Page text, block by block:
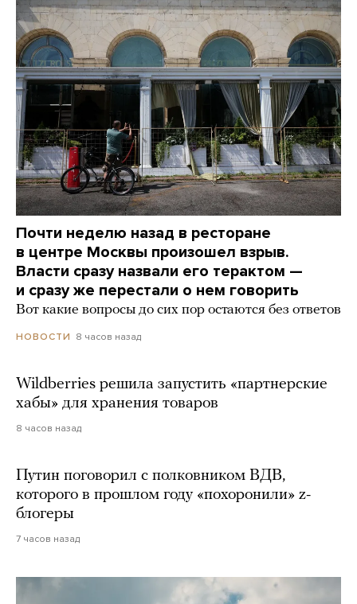
Почти неделю назад в ресторане
в центре Москвы произошел взрыв.
Власти сразу назвали его терактом —
и сразу же перестали о нем говорить
Вот какие вопросы до сих пор остаются без ответов
НОВОСТИ 8 часов назад
Wildberries решила запустить «партнерские
хабы» для хранения товаров
8 часов назад
Путин поговорил с полковником ВДВ,
которого в прошлом году «похоронили» z-
блогеры
7 часов назад